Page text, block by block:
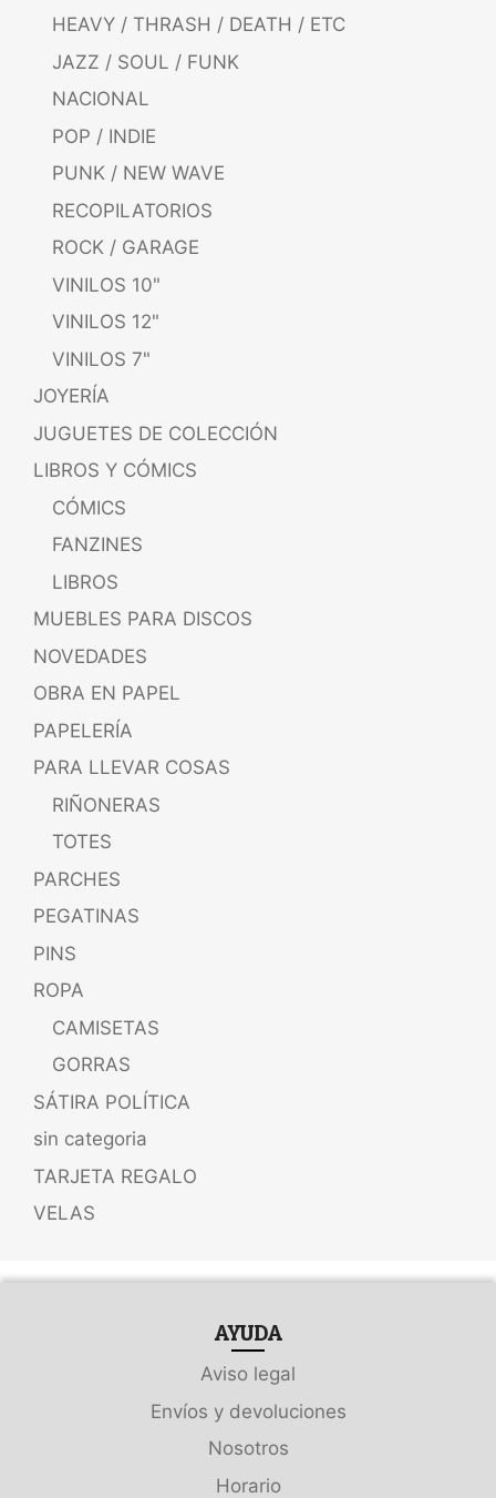
HEAVY / THRASH / DEATH / ETC
JAZZ / SOUL / FUNK
NACIONAL
POP / INDIE
PUNK / NEW WAVE
RECOPILATORIOS
ROCK / GARAGE
VINILOS 10"
VINILOS 12"
VINILOS 7"
JOYERÍA
JUGUETES DE COLECCIÓN
LIBROS Y CÓMICS
CÓMICS
FANZINES
LIBROS
MUEBLES PARA DISCOS
NOVEDADES
OBRA EN PAPEL
PAPELERÍA
PARA LLEVAR COSAS
RIÑONERAS
TOTES
PARCHES
PEGATINAS
PINS
ROPA
CAMISETAS
GORRAS
SÁTIRA POLÍTICA
sin categoria
TARJETA REGALO
VELAS
AYUDA
Aviso legal
Envíos y devoluciones
Nosotros
Horario